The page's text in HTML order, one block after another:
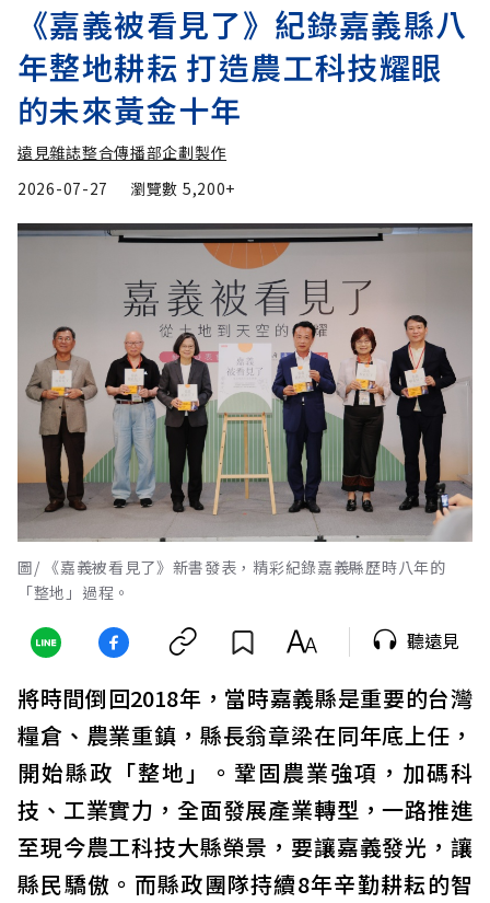
《嘉義被看見了》紀錄嘉義縣八
年整地耕耘 打造農工科技耀眼
的未來黃金十年
遠見雜誌整合傳播部企劃製作
2026-07-27
瀏覽數 5,200+
圖/ 《嘉義被看見了》新書發表，精彩紀錄嘉義縣歷時八年的
「整地」過程。
聽遠見
將時間倒回2018年，當時嘉義縣是重要的台灣
糧倉、農業重鎮，縣長翁章梁在同年底上任，
開始縣政「整地」。鞏固農業強項，加碼科
技、工業實力，全面發展產業轉型，一路推進
至現今農工科技大縣榮景，要讓嘉義發光，讓
縣民驕傲。而縣政團隊持續8年辛勤耕耘的智